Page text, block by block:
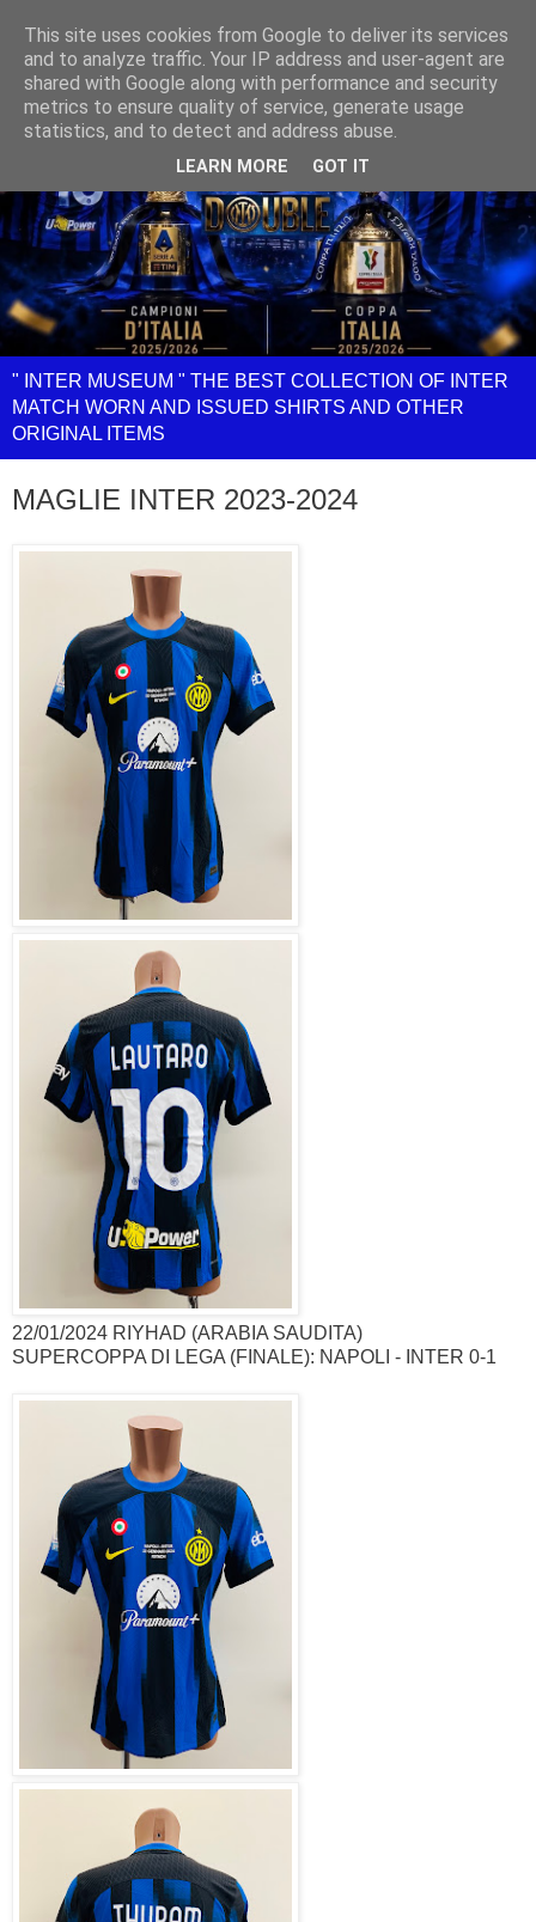
" INTER MUSEUM " THE BEST COLLECTION OF INTER
MATCH WORN AND ISSUED SHIRTS AND OTHER
ORIGINAL ITEMS
MAGLIE INTER 2023-2024
22/01/2024 RIYHAD (ARABIA SAUDITA)
SUPERCOPPA DI LEGA (FINALE): NAPOLI - INTER 0-1
This site uses cookies from Google to deliver its services
and to analyze traffic. Your IP address and user-agent are
shared with Google along with performance and security
metrics to ensure quality of service, generate usage
statistics, and to detect and address abuse.
LEARN MORE GOT IT